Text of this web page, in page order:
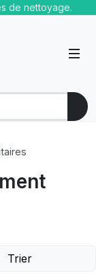
de nettoyage.
Trier